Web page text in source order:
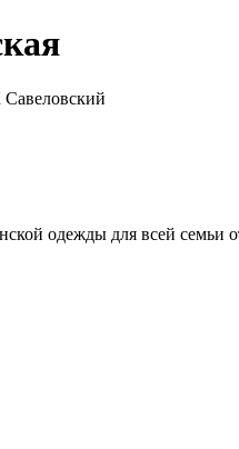
одежды для всей семьи